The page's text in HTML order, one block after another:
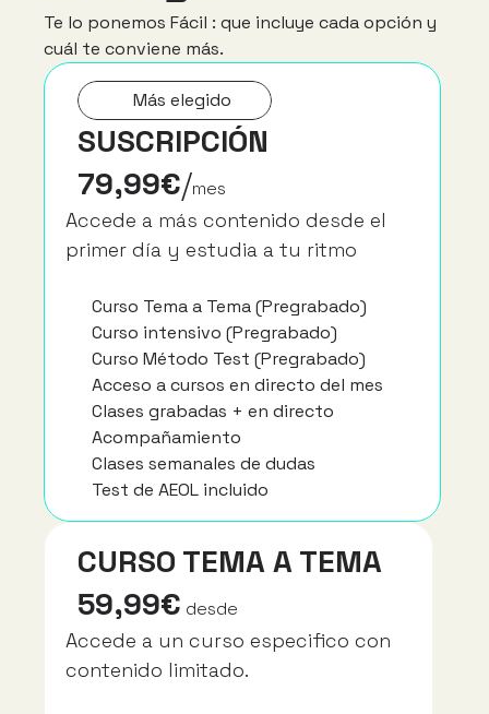
Te lo ponemos Fácil : que incluye cada opción y
cuál te conviene más.
Más elegido
SUSCRIPCIÓN
79,99€/mes
Accede a más contenido desde el
primer día y estudia a tu ritmo
Curso Tema a Tema (Pregrabado)
Curso intensivo (Pregrabado)
Curso Método Test (Pregrabado)
Acceso a cursos en directo del mes
Clases grabadas + en directo
Acompañamiento
Clases semanales de dudas
Test de AEOL incluido
CURSO TEMA A TEMA
59,99€ desde
Accede a un curso especifico con
contenido limitado.